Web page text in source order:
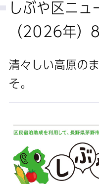
しぶや区ニュ
（2026年）
清々しい高原の
そ。